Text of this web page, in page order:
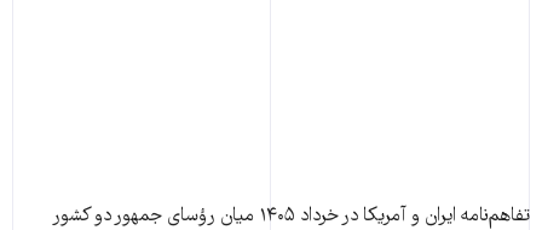
تفاهم‌نامه ایران و آمریکا در خرداد ۱۴۰۵ میان رؤسای جمهور دو کشور